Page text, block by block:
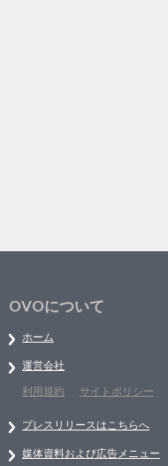
OVOについて
ホーム
運営会社
利用規約
サイトポリシー
プレスリリースはこちらへ
媒体資料および広告メニュー